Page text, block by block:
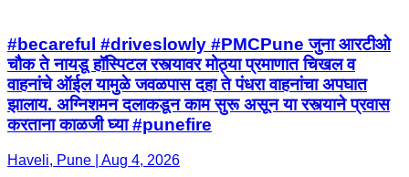
#becareful #driveslowly #PMCPune जुना आरटीओ
चौक ते नायडू हॉस्पिटल रस्त्यावर मोठ्या प्रमाणात चिखल व
वाहनांचे ऑईल यामुळे जवळपास दहा ते पंधरा वाहनांचा अपघात
झालाय. अग्निशमन दलाकडून काम सुरू असून या रस्त्याने प्रवास
करताना काळजी घ्या #punefire
Haveli, Pune | Aug 4, 2026